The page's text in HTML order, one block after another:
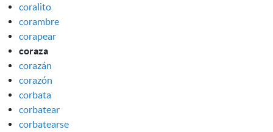
coralito
corambre
corapear
coraza
corazán
corazón
corbata
corbatear
corbatearse